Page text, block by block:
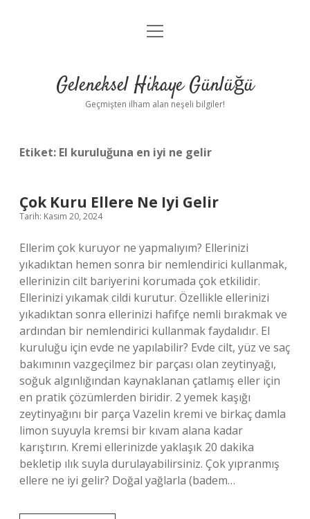
Anasayfa
Yasal Uyarı
menüyü
Geleneksel Hikaye Günlüğü
Geçmişten ilham alan neşeli bilgiler!
Etiket: El kuruluğuna en iyi ne gelir
Çok Kuru Ellere Ne Iyi Gelir
Tarih: Kasım 20, 2024
Ellerim çok kuruyor ne yapmalıyım? Ellerinizi
yıkadıktan hemen sonra bir nemlendirici kullanmak,
ellerinizin cilt bariyerini korumada çok etkilidir.
Ellerinizi yıkamak cildi kurutur. Özellikle ellerinizi
yıkadıktan sonra ellerinizi hafifçe nemli bırakmak ve
ardından bir nemlendirici kullanmak faydalıdır. El
kuruluğu için evde ne yapılabilir? Evde cilt, yüz ve saç
bakımının vazgeçilmez bir parçası olan zeytinyağı,
soğuk algınlığından kaynaklanan çatlamış eller için
en pratik çözümlerden biridir. 2 yemek kaşığı
zeytinyağını bir parça Vazelin kremi ve birkaç damla
limon suyuyla kremsi bir kıvam alana kadar
karıştırın. Kremi ellerinizde yaklaşık 20 dakika
bekletip ılık suyla durulayabilirsiniz. Çok yıpranmış
ellere ne iyi gelir? Doğal yağlarla (badem…